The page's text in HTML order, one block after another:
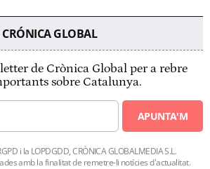
CRÓNICA GLOBAL
de Crònica Global per a rebre
sobre Catalunya.
APUNTA'M
i la LOPDGDD, CRÒNICA GLOBALMEDIA S.L.
amb la finalitat de remetre-li notícies d'actualitat.